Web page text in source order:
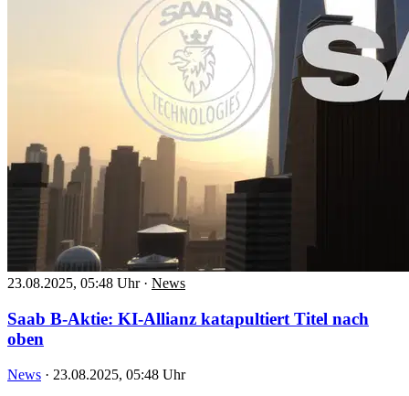
23.08.2025, 05:48 Uhr · News
Saab B-Aktie: KI-Allianz katapultiert Titel nach
oben
News · 23.08.2025, 05:48 Uhr